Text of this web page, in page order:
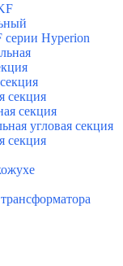
серии Hyperion
секция
секция
угловая секция
секция